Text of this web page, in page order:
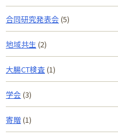
合同研究発表会 (5)
地域共生 (2)
大腸CT検査(1)
学会 (3)
寄贈 (1)